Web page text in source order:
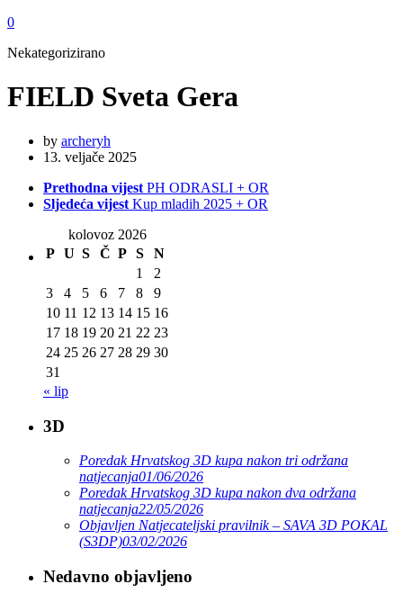
0
Nekategorizirano
FIELD Sveta Gera
by archeryh
13. veljače 2025
Prethodna vijest PH ODRASLI + OR
Sljedeća vijest Kup mladih 2025 + OR
kolovoz 2026
P U S Č P S
N
1
2
3
4 5 6 7 8
9
10 11 12 13 14 15 16
17 18 19 20 21 22 23
24 25 26 27 28 29 30
31
« lip
3D
Poredak Hrvatskog 3D kupa nakon tri održana
natjecanja01/06/2026
Poredak Hrvatskog 3D kupa nakon dva održana
natjecanja22/05/2026
Objavljen Natjecateljski pravilnik – SAVA 3D POKAL
(S3DP)03/02/2026
Nedavno objavljeno